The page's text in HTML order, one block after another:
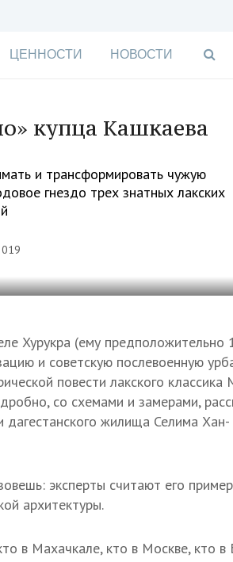
ЦЕННОСТИ НОВОСТИ
купца Кашкаева
и трансформировать чужую
гнездо трех знатных лакских
Хурукра (ему предположительно
и советскую послевоенную
повести лакского классика
со схемами и замерами,
дагестанского жилища Селима Хан-
эксперты считают его
архитектуры.
в Махачкале, кто в Москве, кто в